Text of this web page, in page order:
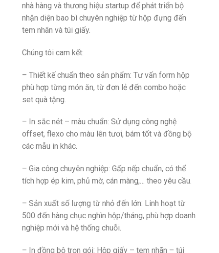
nhà hàng và thương hiệu startup để phát triển bộ
nhận diện bao bì chuyên nghiệp từ hộp đựng đến
tem nhãn và túi giấy.
Chúng tôi cam kết:
– Thiết kế chuẩn theo sản phẩm: Tư vấn form hộp
phù hợp từng món ăn, từ đơn lẻ đến combo hoặc
set quà tặng.
– In sắc nét – màu chuẩn: Sử dụng công nghệ
offset, flexo cho màu lên tươi, bám tốt và đồng bộ
các mẫu in khác.
– Gia công chuyên nghiệp: Gấp nếp chuẩn, có thể
tích hợp ép kim, phủ mờ, cán màng,… theo yêu cầu.
– Sản xuất số lượng từ nhỏ đến lớn: Linh hoạt từ
500 đến hàng chục nghìn hộp/tháng, phù hợp doanh
nghiệp mới và hệ thống chuỗi.
– In đồng bộ trọn gói: Hộp giấy – tem nhãn – túi